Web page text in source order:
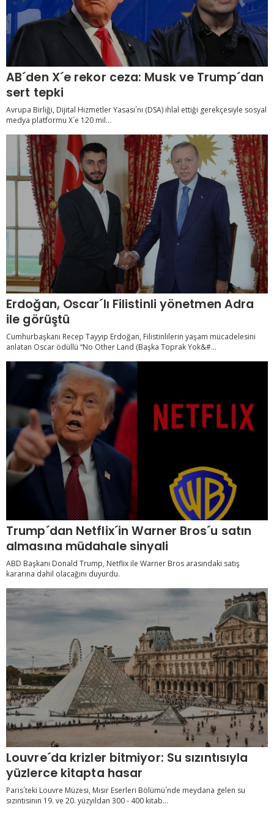
AB´den X´e rekor ceza: Musk ve Trump´dan
sert tepki
Avrupa Birliği, Dijital Hizmetler Yasası´nı (DSA) ihlal ettiği gerekçesiyle sosyal
medya platformu X´e 120 mil...
Erdoğan, Oscar´lı Filistinli yönetmen Adra
ile görüştü
Cumhurbaşkanı Recep Tayyip Erdoğan, Filistinlilerin yaşam mücadelesini
anlatan Oscar ödüllü “No Other Land (Başka Toprak Yok&#...
Trump´dan Netflix´in Warner Bros´u satın
almasına müdahale sinyali
ABD Başkanı Donald Trump, Netflix ile Warner Bros arasındaki satış
kararına dahil olacağını duyurdu.
Louvre´da krizler bitmiyor: Su sızıntısıyla
yüzlerce kitapta hasar
Paris´teki Louvre Müzesi, Mısır Eserleri Bölümü´nde meydana gelen su
sızıntısının 19. ve 20. yüzyıldan 300 - 400 kitab...